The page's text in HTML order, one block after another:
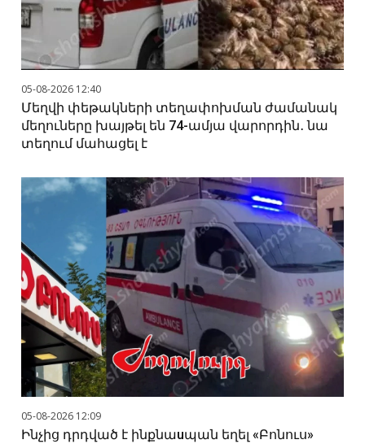
05-08-2026 12:40
Մեղվի փեթակների տեղափոխման ժամանակ
մեղուները խայթել են 74-ամյա վարորդին․ նա
տեղում մահացել է
05-08-2026 12:09
Ինչից դրդված է ինքնաuպան եղել «Բոնուս»